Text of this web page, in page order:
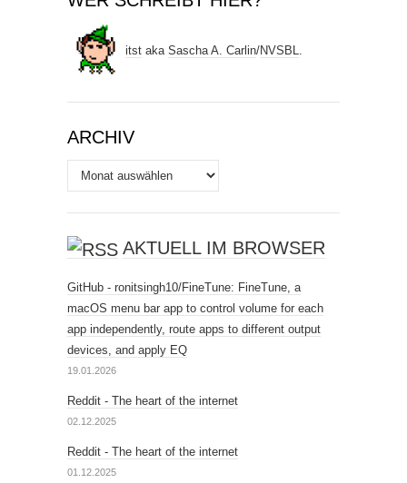
itst aka Sascha A. Carlin/NVSBL.
ARCHIV
Archiv
AKTUELL IM BROWSER
GitHub - ronitsingh10/FineTune: FineTune, a
macOS menu bar app to control volume for each
app independently, route apps to different output
devices, and apply EQ
19.01.2026
Reddit - The heart of the internet
02.12.2025
Reddit - The heart of the internet
01.12.2025